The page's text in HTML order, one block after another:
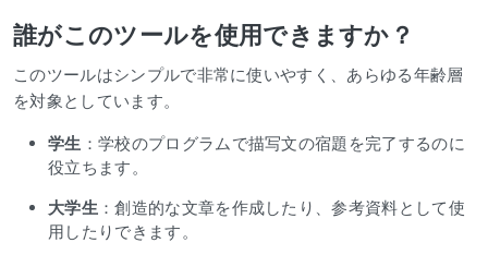
誰がこのツールを使用できますか？
このツールはシンプルで非常に使いやすく、あらゆる年齢層
を対象としています。
学生 ：学校のプログラムで描写文の宿題を完了するのに
役立ちます。
大学生：創造的な文章を作成したり、参考資料として使
用したりできます。